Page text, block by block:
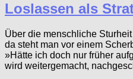
Loslassen als
Über die menschliche
da steht man vor einem
»Hätte ich doch nur früher
wird weitergemacht,